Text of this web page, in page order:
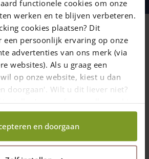
functionele cookies om onze
werken en te blijven verbeteren.
cookies plaatsen? Dit
een persoonlijk ervaring op onze
advertenties van ons merk (via
websites). Als u graag een
op onze website, kiest u dan
doorgaan'. Wilt u dit liever niet?
en geef aan welke cookies
en doorgaan
weten wat hond
op Adéquat. Het
verbazen!
zijn oom Pim met een bezoekje. Hij